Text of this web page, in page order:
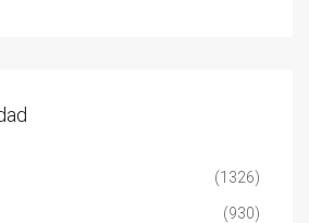
(1326)
(930)